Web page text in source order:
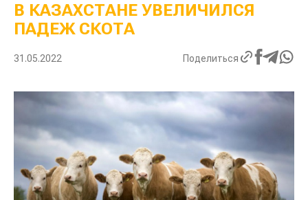
В КАЗАХСТАНЕ УВЕЛИЧИЛСЯ
ПАДЕЖ СКОТА
31.05.2022 Поделиться